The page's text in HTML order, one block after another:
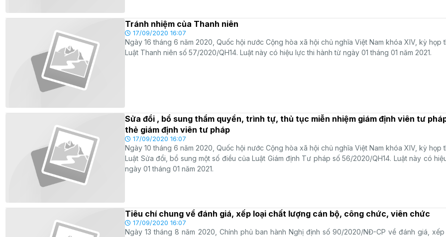
Tránh nhiệm của Thanh niên
17/09/2020 16:07
Ngày 16 tháng 6 năm 2020, Quốc hội nước Cộng hòa xã hội chủ nghĩa Việt Nam khóa XIV, kỳ họp
Luật Thanh niên số 57/2020/QH14. Luật này có hiệu lực thi hành từ ngày 01 tháng 01 năm 2021.
Sửa đổi , bổ sung thẩm quyền, trình tự, thủ tục miễn nhiệm giám định viên tư
thẻ giám định viên tư pháp
17/09/2020 16:07
Ngày 10 tháng 6 năm 2020, Quốc hội nước Cộng hòa xã hội chủ nghĩa Việt Nam khóa XIV, kỳ họp
Luật Sửa đổi, bổ sung một số điều của Luật Giám định Tư pháp số 56/2020/QH14. Luật này có
ngày 01 tháng 01 năm 2021.
Tiêu chí chung về đánh giá, xếp loại chất lượng cán bộ, công chức, viên chức
17/09/2020 16:07
Ngày 13 tháng 8 năm 2020, Chính phủ ban hành Nghị định số 90/2020/NĐ-CP về đánh giá,